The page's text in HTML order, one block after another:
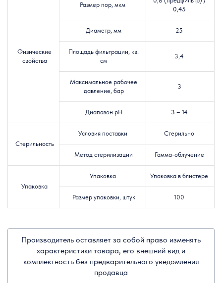
Физические
свойства
Размер пор, мкм
0,45
Диаметр, мм 25
Площадь фильтрации, кв.
см
3,4
Максимальное рабочее
давление, бар
3
Диапазон pH 3 – 14
Стерильность
Условия поставки Стерильно
Метод стерилизации Гамма-облучение
Упаковка
Упаковка Упаковка в блистере
Размер упаковки, штук 100
Производитель оставляет за собой право изменять
характеристики товара, его внешний вид и
комплектность без предварительного уведомления
продавца